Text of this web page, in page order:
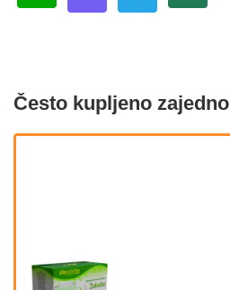
Često kupljeno zajedno